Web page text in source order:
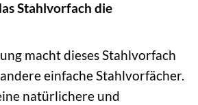
Stahlvorfach die
macht dieses Stahlvorfach
einfache Stahlvorfächer.
natürlichere und